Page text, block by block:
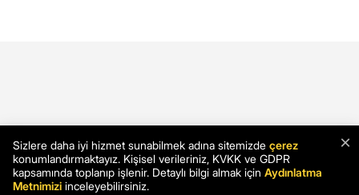
×
Sizlere daha iyi hizmet sunabilmek adına sitemizde çerez
konumlandırmaktayız. Kişisel verileriniz, KVKK ve GDPR
kapsamında toplanıp işlenir. Detaylı bilgi almak için Aydınlatma
Metnimizi inceleyebilirsiniz.